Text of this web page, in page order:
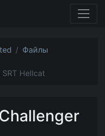
Файлы
Hellcat